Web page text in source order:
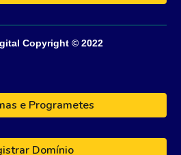
Copyright © 2022
e Programetes
Domínio